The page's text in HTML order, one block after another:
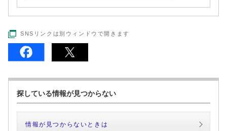
SNSリンクは別ウィンドウで開きます
探している情報が見つからない
情報が見つからないときは